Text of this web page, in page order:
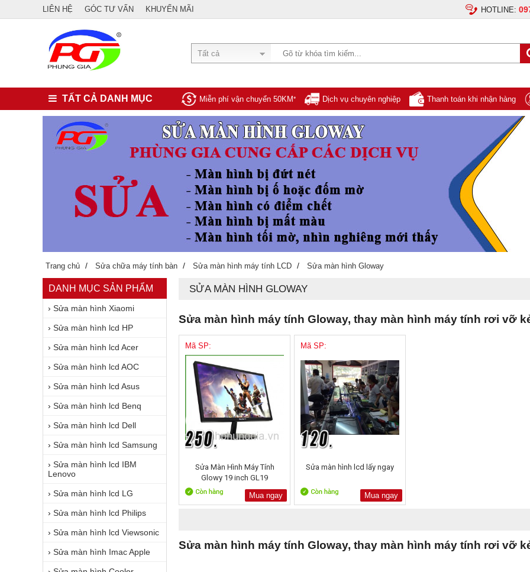
LIÊN HỆ GÓC TƯ VẤN KHUYẾN MÃI HOTLINE:
Tất cả
TẤT CẢ DANH MỤC Miễn phí vận chuyển 50KM* Dịch vụ chuyên nghiệp Thanh toán khi nhận hàng
Trang chủ / Sửa chữa máy tính bàn / Sửa màn hình máy tính LCD / Sửa màn hình Gloway
DANH MỤC SẢN PHẨM
› Sửa màn hình Xiaomi
› Sửa màn hình lcd HP
› Sửa màn hình lcd Acer
› Sửa màn hình lcd AOC
› Sửa màn hình lcd Asus
› Sửa màn hình lcd Benq
› Sửa màn hình lcd Dell
› Sửa màn hình lcd Samsung
› Sửa màn hình lcd IBM
Lenovo
› Sửa màn hình lcd LG
› Sửa màn hình lcd Philips
› Sửa màn hình lcd Viewsonic
› Sửa màn hình Imac Apple
SỬA MÀN HÌNH GLOWAY
Sửa màn hình máy tính Gloway, thay màn hình máy tính rơi vỡ
Mã SP:
Sửa Màn Hình Máy Tính
Glowy 19 inch GL19
Mua ngay
Mã SP:
Sửa màn hình lcd lấy ngay
Mua ngay
Sửa màn hình máy tính Gloway, thay màn hình máy tính rơi vỡ